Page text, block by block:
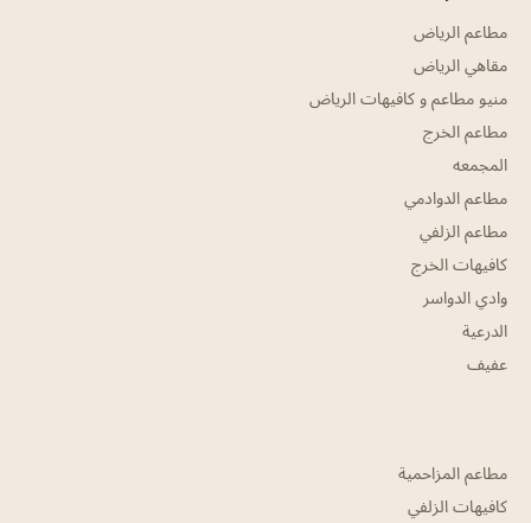
مطاعم الرياض
مقاهي الرياض
منيو مطاعم و كافيهات الرياض
مطاعم الخرج
المجمعه
مطاعم الدوادمي
مطاعم الزلفي
كافيهات الخرج
وادي الدواسر
الدرعية
عفيف
مطاعم المزاحمية
كافيهات الزلفي